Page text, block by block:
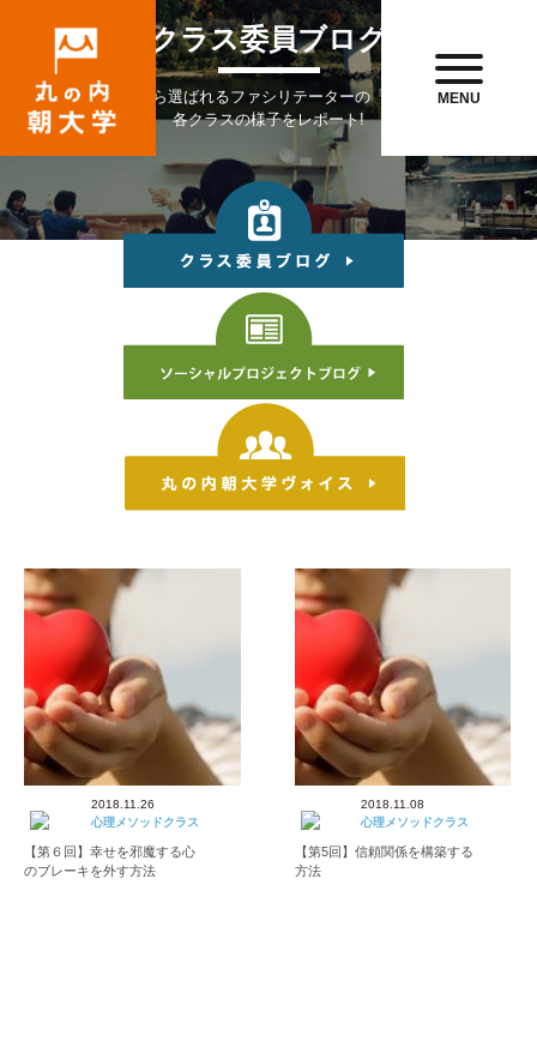
MENU
クラス委員ブログ
受講生のなかから選ばれるファシリテーターの「クラス委員」が
各クラスの様子をレポート!
2018.11.26
心理メソッドクラス
【第６回】幸せを邪魔する心
のブレーキを外す方法
2018.11.08
心理メソッドクラス
【第5回】信頼関係を構築する
方法